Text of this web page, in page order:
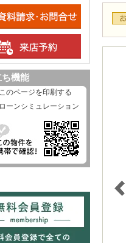
機能
このページを印刷する
ローンシミュレーション